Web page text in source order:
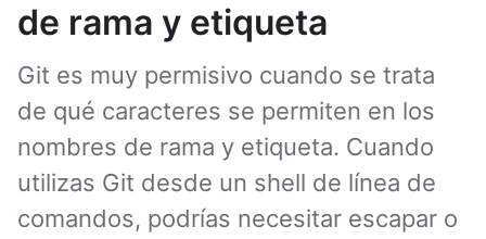
de rama y etiqueta
Git es muy permisivo cuando se trata
de qué caracteres se permiten en los
nombres de rama y etiqueta. Cuando
utilizas Git desde un shell de línea de
comandos, podrías necesitar escapar o